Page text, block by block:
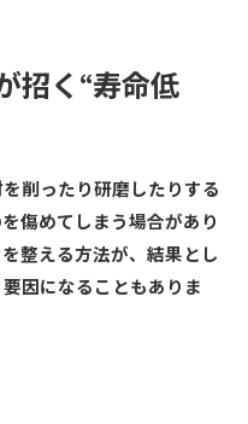
招く“寿命低
削ったり研磨したりする
傷めてしまう場合があり
整える方法が、結果とし
因になることもありま